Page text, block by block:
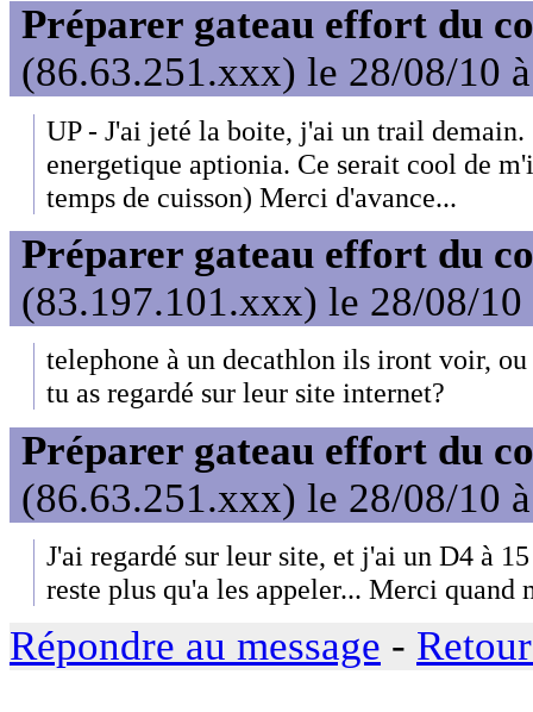
Préparer gateau effort du
(86.63.251.xxx) le 28/08/10
UP - J'ai jeté la boite, j'ai un trail demain.
energetique aptionia. Ce serait cool de
temps de cuisson) Merci d'avance...
Préparer gateau effort du
(83.197.101.xxx) le 28/08/10
telephone à un decathlon ils iront voir,
tu as regardé sur leur site internet?
Préparer gateau effort du
(86.63.251.xxx) le 28/08/10
J'ai regardé sur leur site, et j'ai un D4 à
reste plus qu'a les appeler... Merci quand
Répondre au message -